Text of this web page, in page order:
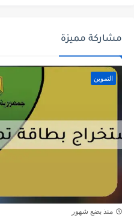
مشاركة مميزة
التموين
منذ بضع شهور